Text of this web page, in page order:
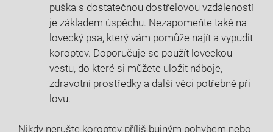
‌puška ‍s dostatečnou dostřelovou vzdáleností
je základem úspěchu. Nezapomeňte také na
lovecký psa, který vám pomůže ​najít a vypudit
koroptev. Doporučuje se použít loveckou
vestu,⁤ do⁣ které si můžete uložit ⁣náboje,
zdravotní prostředky⁤ a další věci potřebné při
lovu.
Nikdy nerušte​ koroptev příliš⁤ bujným pohybem ‍nebo